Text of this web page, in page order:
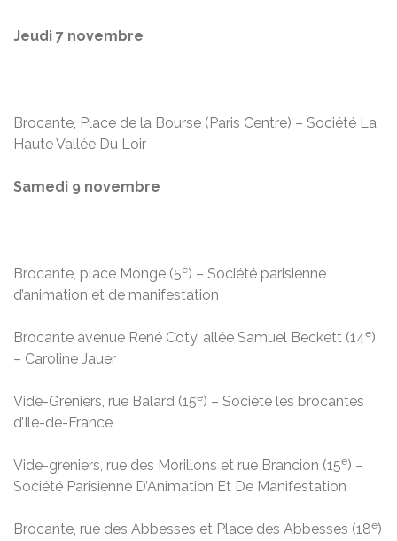
Jeudi 7 novembre
Brocante, Place de la Bourse (Paris Centre) – Société La
Haute Vallée Du Loir
Samedi 9 novembre
Brocante, place Monge (5e) – Société parisienne
d’animation et de manifestation
Brocante avenue René Coty, allée Samuel Beckett (14e)
– Caroline Jauer
Vide-Greniers, rue Balard (15e) – Société les brocantes
d’Ile-de-France
Vide-greniers, rue des Morillons et rue Brancion (15e) –
Société Parisienne D’Animation Et De Manifestation
Brocante, rue des Abbesses et Place des Abbesses (18e)